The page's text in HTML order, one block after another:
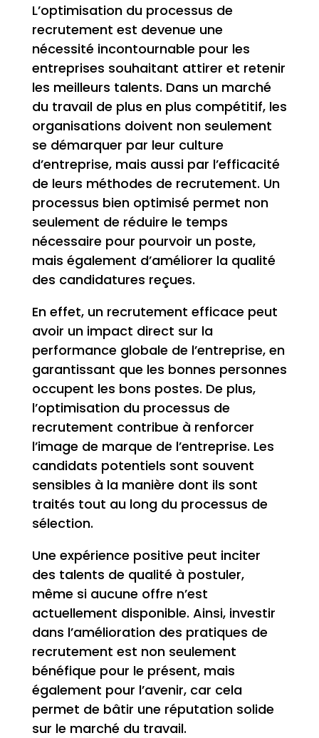
L’optimisation du processus de
recrutement est devenue une
nécessité incontournable pour les
entreprises souhaitant attirer et retenir
les meilleurs talents. Dans un marché
du travail de plus en plus compétitif, les
organisations doivent non seulement
se démarquer par leur culture
d’entreprise, mais aussi par l’efficacité
de leurs méthodes de recrutement. Un
processus bien optimisé permet non
seulement de réduire le temps
nécessaire pour pourvoir un poste,
mais également d’améliorer la qualité
des candidatures reçues.
En effet, un recrutement efficace peut
avoir un impact direct sur la
performance globale de l’entreprise, en
garantissant que les bonnes personnes
occupent les bons postes. De plus,
l’optimisation du processus de
recrutement contribue à renforcer
l’image de marque de l’entreprise. Les
candidats potentiels sont souvent
sensibles à la manière dont ils sont
traités tout au long du processus de
sélection.
Une expérience positive peut inciter
des talents de qualité à postuler,
même si aucune offre n’est
actuellement disponible. Ainsi, investir
dans l’amélioration des pratiques de
recrutement est non seulement
bénéfique pour le présent, mais
également pour l’avenir, car cela
permet de bâtir une réputation solide
sur le marché du travail.